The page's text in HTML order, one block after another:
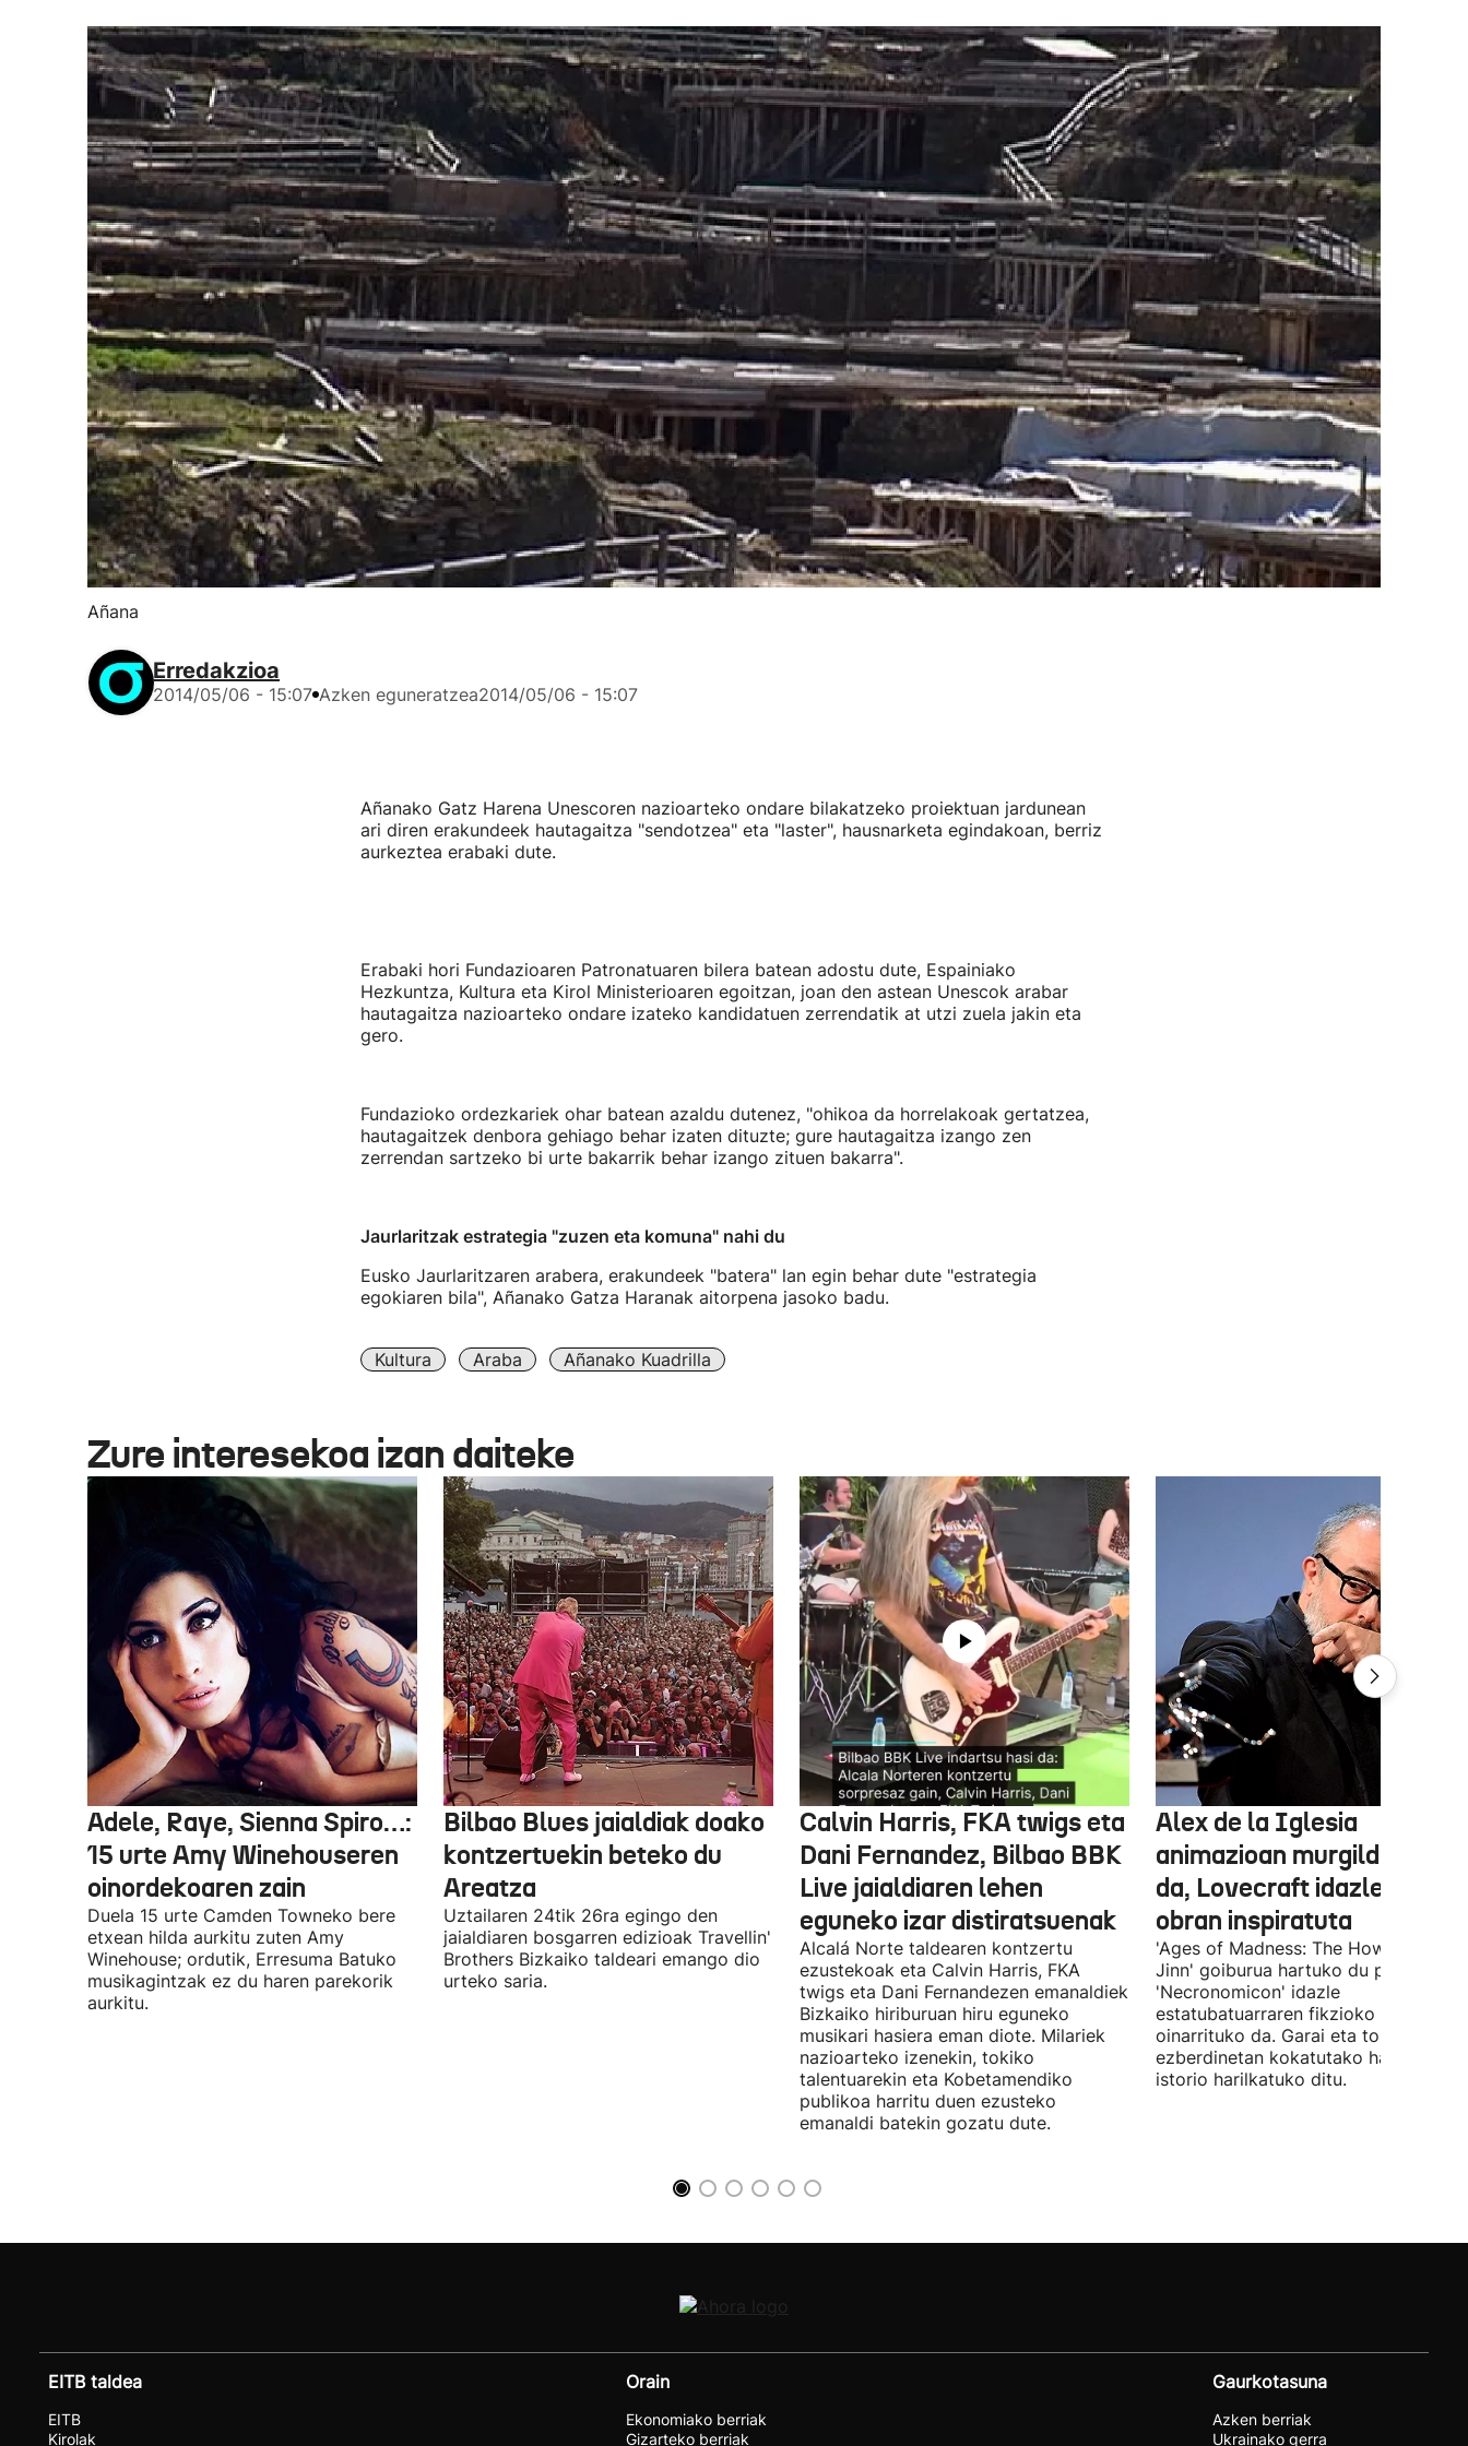
Añana
Erredakzioa
2014/05/06 - 15:07 Azken eguneratzea2014/05/06 - 15:07
Añanako Gatz Harena Unescoren nazioarteko ondare bilakatzeko proiektuan jardunean
ari diren erakundeek hautagaitza "sendotzea" eta "laster", hausnarketa egindakoan, berriz
aurkeztea erabaki dute.
Erabaki hori Fundazioaren Patronatuaren bilera batean adostu dute, Espainiako
Hezkuntza, Kultura eta Kirol Ministerioaren egoitzan, joan den astean Unescok arabar
hautagaitza nazioarteko ondare izateko kandidatuen zerrendatik at utzi zuela jakin eta
gero.
Fundazioko ordezkariek ohar batean azaldu dutenez, "ohikoa da horrelakoak gertatzea,
hautagaitzek denbora gehiago behar izaten dituzte; gure hautagaitza izango zen
zerrendan sartzeko bi urte bakarrik behar izango zituen bakarra".
Jaurlaritzak estrategia "zuzen eta komuna" nahi du
Eusko Jaurlaritzaren arabera, erakundeek "batera" lan egin behar dute "estrategia
egokiaren bila", Añanako Gatza Haranak aitorpena jasoko badu.
Kultura Araba Añanako Kuadrilla
Zure interesekoa izan daiteke
Adele, Raye, Sienna Spiro…:
15 urte Amy Winehouseren
oinordekoaren zain
Duela 15 urte Camden Towneko bere
etxean hilda aurkitu zuten Amy
Winehouse; ordutik, Erresuma Batuko
musikagintzak ez du haren parekorik
aurkitu.
Bilbao Blues jaialdiak doako
kontzertuekin beteko du
Areatza
Uztailaren 24tik 26ra egingo den
jaialdiaren bosgarren edizioak Travellin'
Brothers Bizkaiko taldeari emango dio
urteko saria.
Calvin Harris, FKA twigs eta
Dani Fernandez, Bilbao BBK
Live jaialdiaren lehen
eguneko izar distiratsuenak
Alcalá Norte taldearen kontzertu
ezustekoak eta Calvin Harris, FKA
twigs eta Dani Fernandezen emanaldiek
Bizkaiko hiriburuan hiru eguneko
musikari hasiera eman diote. Milariek
nazioarteko izenekin, tokiko
talentuarekin eta Kobetamendiko
publikoa harritu duen ezusteko
emanaldi batekin gozatu dute.
Alex de la Iglesia
animazioan murgilduko
da, Lovecraft idazlearen
obran inspiratuta
'Ages of Madness: The Howling of
Jinn' goiburua hartuko du pelikulak,
'Necronomicon' idazle
estatubatuarraren fikzioko liburuan
oinarrituko da. Garai eta toki
ezberdinetan kokatutako hainbat
istorio harilkatuko ditu.
EITB taldea
EITB
Kirolak
Orain
Ekonomiako berriak
Gizarteko berriak
Gaurkotasuna
Azken berriak
Ukrainako gerra